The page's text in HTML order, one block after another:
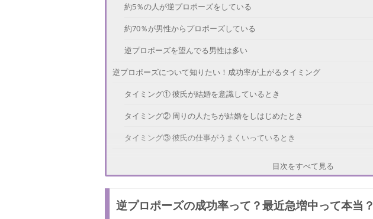
約5％の人が逆プロポーズをしている
約70％が男性からプロポーズしている
逆プロポーズを望んでる男性は多い
逆プロポーズについて知りたい！成功率が上がるタイミング
タイミング① 彼氏が結婚を意識しているとき
タイミング② 周りの人たちが結婚をしはじめたとき
タイミング③ 彼氏の仕事がうまくいっているとき
「老後も仲良くしていたい」
目次をすべて見る
逆プロポーズの成功率って？最近急増中って本当？